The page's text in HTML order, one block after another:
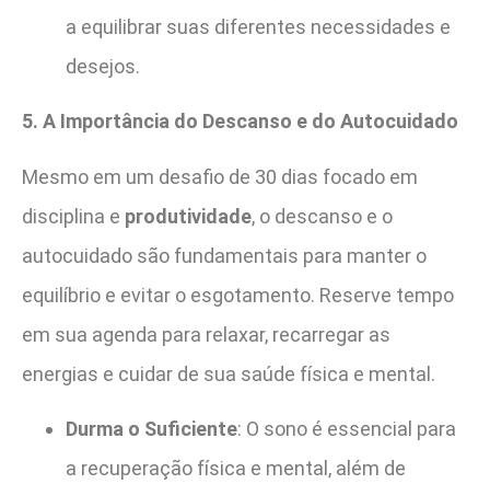
a equilibrar suas diferentes necessidades e
desejos.
5. A Importância do Descanso e do Autocuidado
Mesmo em um desafio de 30 dias focado em
disciplina e produtividade, o descanso e o
autocuidado são fundamentais para manter o
equilíbrio e evitar o esgotamento. Reserve tempo
em sua agenda para relaxar, recarregar as
energias e cuidar de sua saúde física e mental.
Durma o Suficiente: O sono é essencial para
a recuperação física e mental, além de